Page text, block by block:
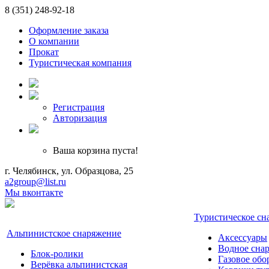
8 (351) 248-92-18
Оформление заказа
О компании
Прокат
Туристическая компания
Регистрация
Авторизация
Ваша корзина пуста!
г. Челябинск, ул. Образцова, 25
a2group@list.ru
Мы вконтакте
Альпинистское снаряжение
Блок-ролики
Верёвка альпинистская
Туристическое
Аксессуары
Водное
Газовое